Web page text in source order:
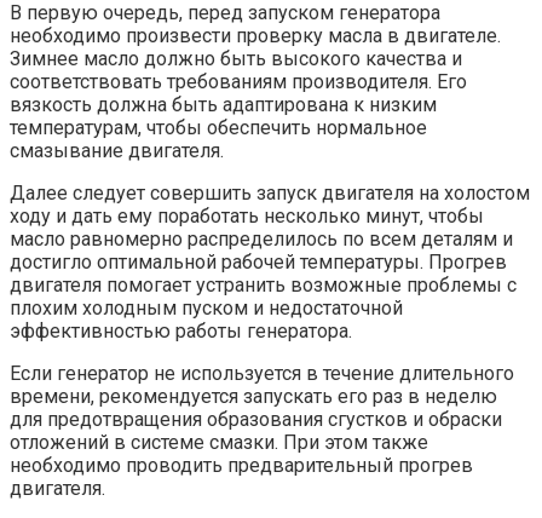
В первую очередь, перед запуском генератора
необходимо произвести проверку масла в двигателе.
Зимнее масло должно быть высокого качества и
соответствовать требованиям производителя. Его
вязкость должна быть адаптирована к низким
температурам, чтобы обеспечить нормальное
смазывание двигателя.
Далее следует совершить запуск двигателя на холостом
ходу и дать ему поработать несколько минут, чтобы
масло равномерно распределилось по всем деталям и
достигло оптимальной рабочей температуры. Прогрев
двигателя помогает устранить возможные проблемы с
плохим холодным пуском и недостаточной
эффективностью работы генератора.
Если генератор не используется в течение длительного
времени, рекомендуется запускать его раз в неделю
для предотвращения образования сгустков и обраски
отложений в системе смазки. При этом также
необходимо проводить предварительный прогрев
двигателя.